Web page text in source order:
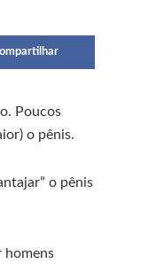
Poucos
o pênis.
o pênis
homens